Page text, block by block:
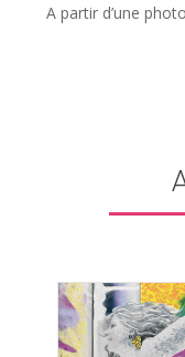
A partir d’une